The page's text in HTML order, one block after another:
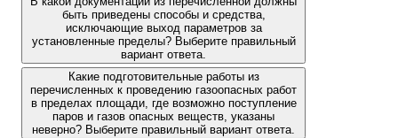
быть приведены способы и средства,
исключающие выход параметров за
установленные пределы? Выберите правильный
вариант ответа.
Какие подготовительные работы из
перечисленных к проведению газоопасных работ
в пределах площади, где возможно поступление
паров и газов опасных веществ, указаны
неверно? Выберите правильный вариант ответа.